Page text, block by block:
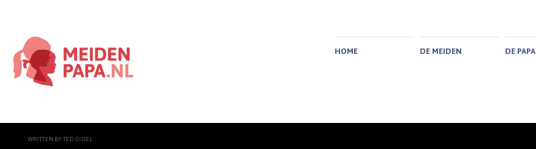
HOME DE MEIDEN DE PAPA
WRITTEN BYTED GIJSEL